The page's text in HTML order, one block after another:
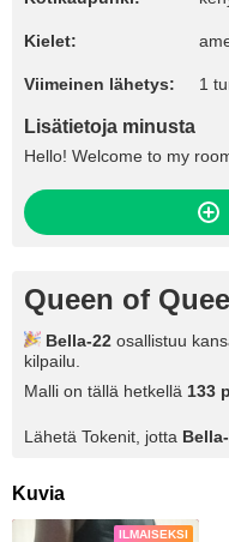
Kielet:
Viimeinen lähetys: 1
Lisätietoja minusta
Hello! Welcome to my
Queen of
Bella-22 osallistuu
kilpailu.
Malli on tällä hetkellä 133
Lähetä Tokenit, jotta
Kuvia
ILMAISEKSI